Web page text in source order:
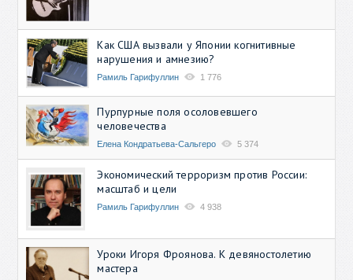
Как США вызвали у Японии когнитивные
нарушения и амнезию?
Рамиль Гарифуллин 1 776
Пурпурные поля осоловевшего
человечества
Елена Кондратьева-Сальгеро 5 374
Экономический терроризм против России:
масштаб и цели
Рамиль Гарифуллин 4 938
Уроки Игоря Фроянова. К девяностолетию
мастера